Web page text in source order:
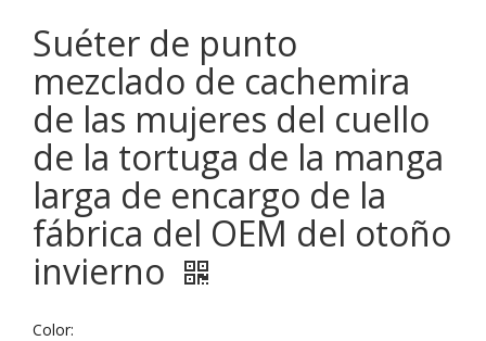
Suéter de punto
mezclado de cachemira
de las mujeres del cuello
de la tortuga de la manga
larga de encargo de la
fábrica del OEM del otoño
invierno
Color: